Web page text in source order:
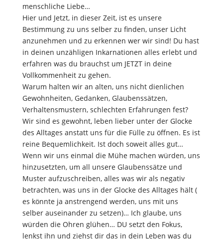
menschliche Liebe…
Hier und Jetzt, in dieser Zeit, ist es unsere
Bestimmung zu uns selber zu finden, unser Licht
anzunehmen und zu erkennen wer wir sind! Du hast
in deinen unzähligen Inkarnationen alles erlebt und
erfahren was du brauchst um JETZT in deine
Vollkommenheit zu gehen.
Warum halten wir an alten, uns nicht dienlichen
Gewohnheiten, Gedanken, Glaubenssätzen,
Verhaltensmustern, schlechten Erfahrungen fest?
Wir sind es gewohnt, leben lieber unter der Glocke
des Alltages anstatt uns für die Fülle zu öffnen. Es ist
reine Bequemlichkeit. Ist doch soweit alles gut…
Wenn wir uns einmal die Mühe machen würden, uns
hinzusetzten, um all unsere Glaubenssätze und
Muster aufzuschreiben, alles was wir als negativ
betrachten, was uns in der Glocke des Alltages hält (
es könnte ja anstrengend werden, uns mit uns
selber auseinander zu setzen)… Ich glaube, uns
würden die Ohren glühen… DU setzt den Fokus,
lenkst ihn und ziehst dir das in dein Leben was du